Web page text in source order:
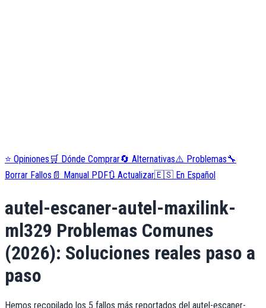
⭐ Opiniones 🛒 Dónde Comprar🔄 Alternativas⚠️ Problemas🔧
Borrar Fallos 📄 Manual PDF🔃 Actualizar🇪🇸 En Español
autel-escaner-autel-maxilink-
ml329 Problemas Comunes
(2026): Soluciones reales paso a
paso
Hemos recopilado los 5 fallos más reportados del autel-escaner-